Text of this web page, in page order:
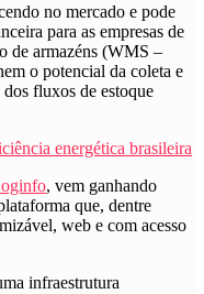
no mercado e pode
para as empresas de
de armazéns (WMS –
o potencial da coleta e
fluxos de estoque
, vem ganhando
que, dentre
web e com acesso
infraestrutura